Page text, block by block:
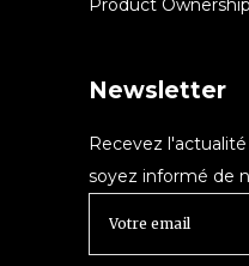
Product Ownership
Newsletter
Recevez
soyez informé de